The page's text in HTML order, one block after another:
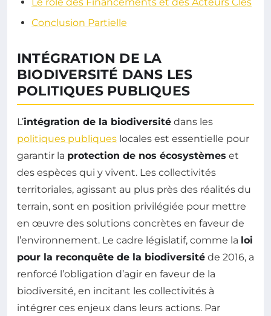
Conclusion Partielle
INTÉGRATION DE LA
BIODIVERSITÉ DANS LES
POLITIQUES PUBLIQUES
L’intégration de la biodiversité dans les
politiques publiques locales est essentielle pour
garantir la protection de nos écosystèmes et
des espèces qui y vivent. Les collectivités
territoriales, agissant au plus près des réalités du
terrain, sont en position privilégiée pour mettre
en œuvre des solutions concrètes en faveur de
l’environnement. Le cadre législatif, comme la loi
pour la reconquête de la biodiversité de 2016, a
renforcé l’obligation d’agir en faveur de la
biodiversité, en incitant les collectivités à
intégrer ces enjeux dans leurs actions. Par